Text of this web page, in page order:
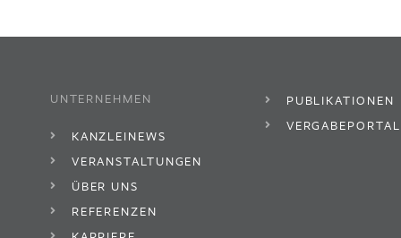
UNTERNEHMEN
KANZLEINEWS
VERANSTALTUNGEN
ÜBER UNS
REFERENZEN
PUBLIKATIONEN
VERGABEPORTAL